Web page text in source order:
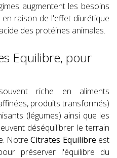
augmentent les besoins
raison de l'effet diurétique
des protéines animales.
Equilibre, pour
riche en aliments
produits transformés)
(légumes) ainsi que les
déséquilibrer le terrain
NotreCitrates Equilibre est
préserver l'équilibre du